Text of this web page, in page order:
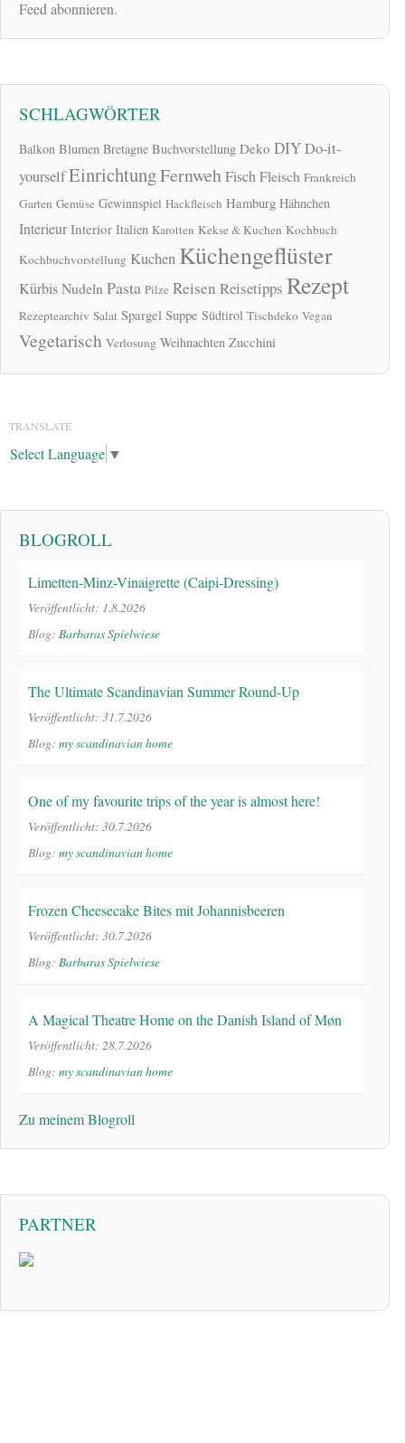
Feed abonnieren.
SCHLAGWÖRTER
Balkon Blumen Bretagne Buchvorstellung Deko DIYDo-it-
yourselfEinrichtungFernwehFischFleisch Frankreich
Garten Gemüse Gewinnspiel Hackfleisch Hamburg Hähnchen
Interieur Interior Italien Karotten Kekse & Kuchen Kochbuch
Kochbuchvorstellung Kuchen Küchengeflüster
KürbisNudeln Pasta Pilze Reisen Reisetipps Rezept
Rezeptearchiv Salat Spargel Suppe Südtirol Tischdeko Vegan
Vegetarisch Verlosung Weihnachten Zucchini
TRANSLATE
Select Language ▼
BLOGROLL
Limetten-Minz-Vinaigrette (Caipi-Dressing)
Veröffentlicht: 1.8.2026
Blog: Barbaras Spielwiese
The Ultimate Scandinavian Summer Round-Up
Veröffentlicht: 31.7.2026
Blog: my scandinavian home
One of my favourite trips of the year is almost here!
Veröffentlicht: 30.7.2026
Blog: my scandinavian home
Frozen Cheesecake Bites mit Johannisbeeren
Veröffentlicht: 30.7.2026
Blog: Barbaras Spielwiese
A Magical Theatre Home on the Danish Island of Møn
Veröffentlicht: 28.7.2026
Blog: my scandinavian home
Zu meinem Blogroll
PARTNER